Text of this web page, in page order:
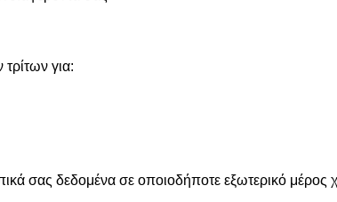
για:
σας δεδομένα σε οποιοδήποτε εξωτερικό μέρος